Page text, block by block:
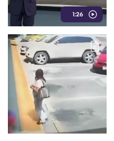
1:26